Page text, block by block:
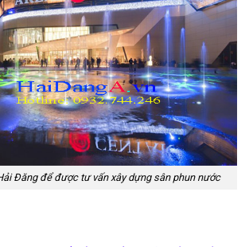
Đăng để được tư vấn xây dựng sân phun nước